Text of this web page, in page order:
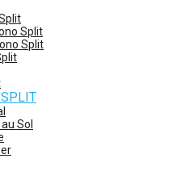
Split
Split
Sol